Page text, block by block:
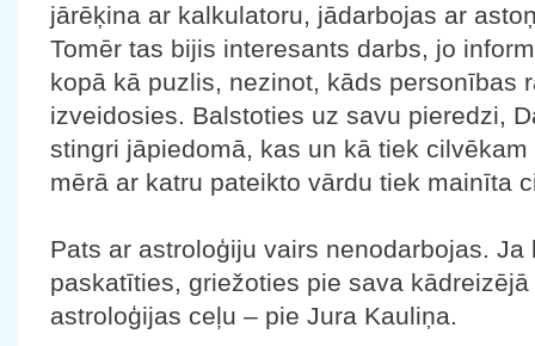
jārēķina ar kalkulatoru, jādarbojas ar
Tomēr tas bijis interesants darbs, jo
kopā kā puzlis, nezinot, kāds personības
izveidosies. Balstoties uz savu pieredzi,
stingri jāpiedomā, kas un kā tiek
mērā ar katru pateikto vārdu tiek mainīta
Pats ar astroloģiju vairs nenodarbojas. Ja
paskatīties, griežoties pie sava
astroloģijas ceļu – pie Jura Kauliņa.